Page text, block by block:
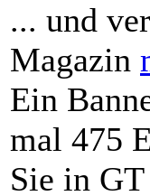
... und
Magazin
Ein
mal 475
Sie in